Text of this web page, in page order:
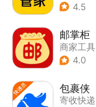
4.5
邮掌柜
商家工具
4.0
包裹侠
寄收快递